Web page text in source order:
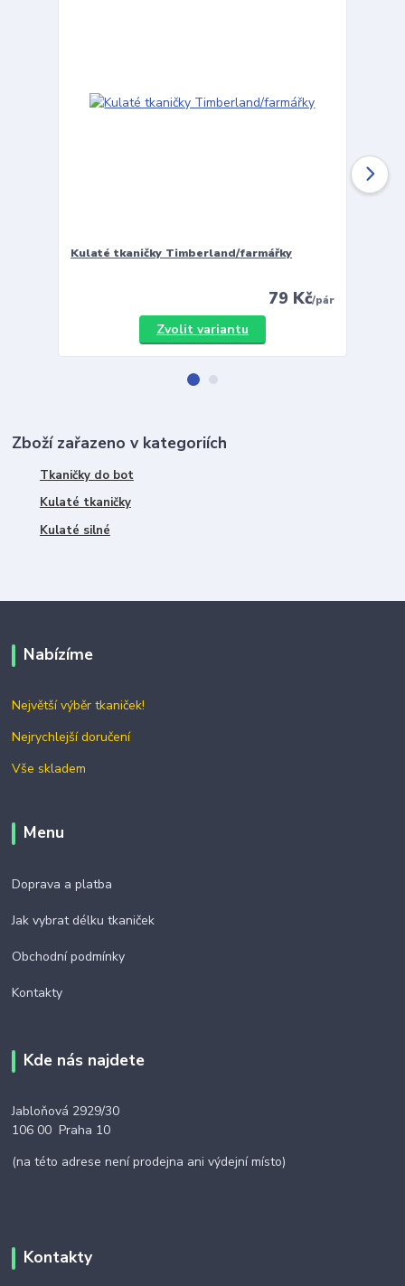
Kulaté tkaničky Timberland/farmářky
79 Kč/pár
Zvolit variantu
Zboží zařazeno v kategoriích
Tkaničky do bot
Kulaté tkaničky
Kulaté silné
Nabízíme
Největší výběr tkaniček!
Nejrychlejší doručení
Vše skladem
Menu
Doprava a platba
Jak vybrat délku tkaniček
Obchodní podmínky
Kontakty
Kde nás najdete
Jabloňová 2929/30
106 00 Praha 10
(na této adrese není prodejna ani výdejní místo)
Kontakty